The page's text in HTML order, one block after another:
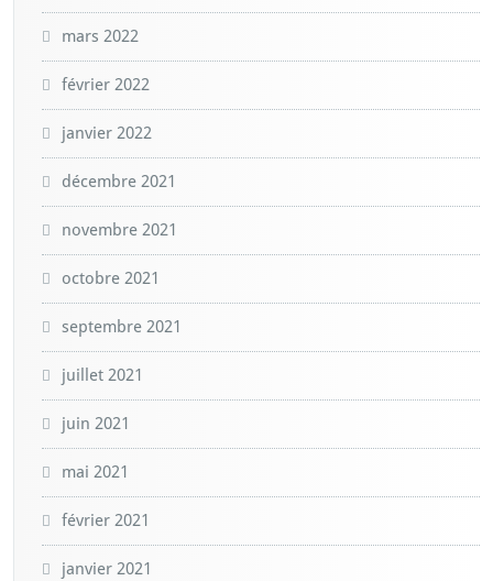
mars 2022
février 2022
janvier 2022
décembre 2021
novembre 2021
octobre 2021
septembre 2021
juillet 2021
juin 2021
mai 2021
février 2021
janvier 2021